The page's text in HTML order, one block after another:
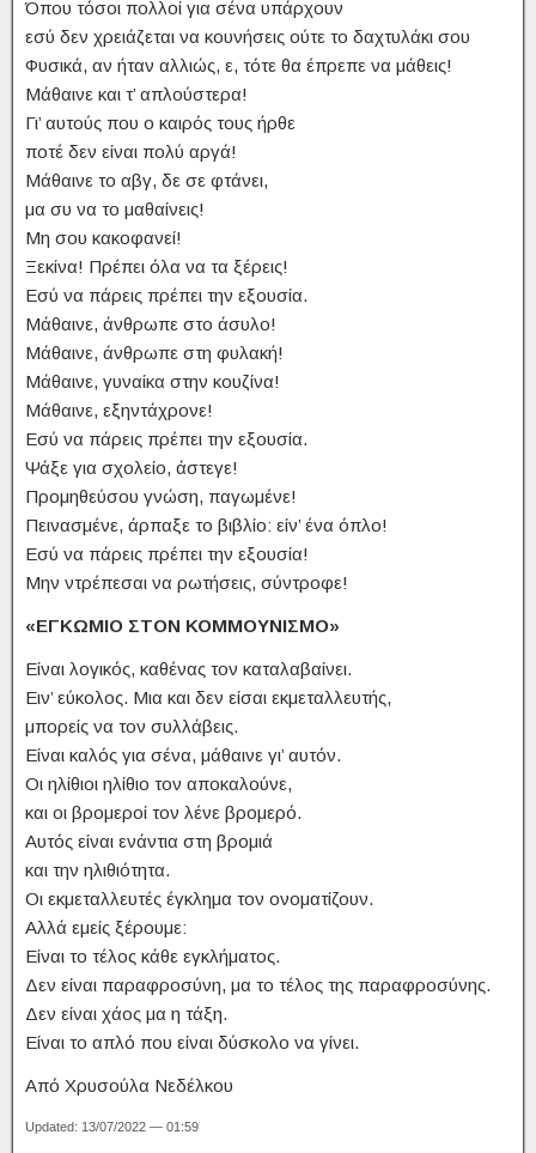
Όπου τόσοι πολλοί για σένα υπάρχουν
εσύ δεν χρειάζεται να κουνήσεις ούτε το δαχτυλάκι σου
Φυσικά, αν ήταν αλλιώς, ε, τότε θα έπρεπε να μάθεις!
Μάθαινε και τ’ απλούστερα!
Γι’ αυτούς που ο καιρός τους ήρθε
ποτέ δεν είναι πολύ αργά!
Μάθαινε το αβγ, δε σε φτάνει,
μα συ να το μαθαίνεις!
Μη σου κακοφανεί!
Ξεκίνα! Πρέπει όλα να τα ξέρεις!
Εσύ να πάρεις πρέπει την εξουσία.
Μάθαινε, άνθρωπε στο άσυλο!
Μάθαινε, άνθρωπε στη φυλακή!
Μάθαινε, γυναίκα στην κουζίνα!
Μάθαινε, εξηντάχρονε!
Εσύ να πάρεις πρέπει την εξουσία.
Ψάξε για σχολείο, άστεγε!
Προμηθεύσου γνώση, παγωμένε!
Πεινασμένε, άρπαξε το βιβλίο: είν’ ένα όπλο!
Εσύ να πάρεις πρέπει την εξουσία!
Μην ντρέπεσαι να ρωτήσεις, σύντροφε!
«ΕΓΚΩΜΙΟ ΣΤΟΝ ΚΟΜΜΟΥΝΙΣΜΟ»
Είναι λογικός, καθένας τον καταλαβαίνει.
Ειν’ εύκολος. Μια και δεν είσαι εκμεταλλευτής,
μπορείς να τον συλλάβεις.
Είναι καλός για σένα, μάθαινε γι’ αυτόν.
Οι ηλίθιοι ηλίθιο τον αποκαλούνε,
και οι βρομεροί τον λένε βρομερό.
Αυτός είναι ενάντια στη βρομιά
και την ηλιθιότητα.
Οι εκμεταλλευτές έγκλημα τον ονοματίζουν.
Αλλά εμείς ξέρουμε:
Είναι το τέλος κάθε εγκλήματος.
Δεν είναι παραφροσύνη, μα το τέλος της παραφροσύνης.
Δεν είναι χάος μα η τάξη.
Είναι το απλό που είναι δύσκολο να γίνει.
Από Χρυσούλα Νεδέλκου
Updated: 13/07/2022 — 01:59